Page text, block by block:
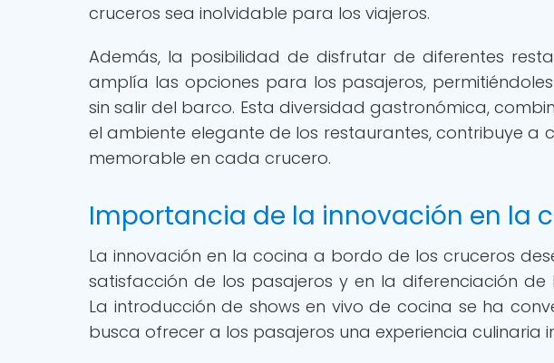
cruceros sea inolvidable para los viajeros.
Además, la posibilidad de disfrutar de diferentes
amplía las opciones para los pasajeros,
sin salir del barco. Esta diversidad gastronómica,
el ambiente elegante de los restaurantes, contribuye a
memorable en cada crucero.
Importancia de la innovación en la
La innovación en la cocina a bordo de los cruceros
satisfacción de los pasajeros y en la diferenciación
La introducción de shows en vivo de cocina se ha
busca ofrecer a los pasajeros una experiencia culinaria